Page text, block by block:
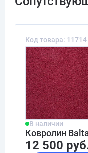
Код товара: 11714
В наличии
Ковролин
12 500